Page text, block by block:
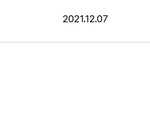
2021.12.07